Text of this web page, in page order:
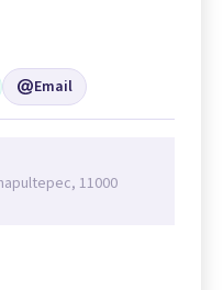
Email
11000